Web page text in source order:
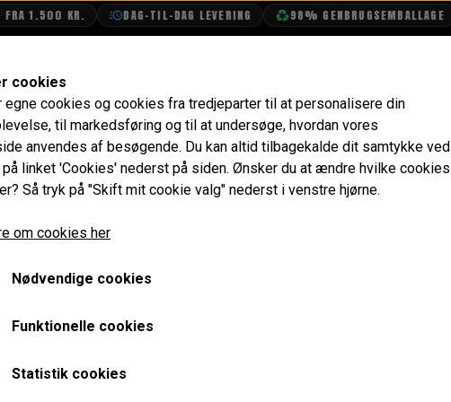
KR. DAG-TIL-DAG LEVERING 98% GENBRUGSEMBALLAGE
Forrige side
cookies
egne cookies og cookies fra tredjeparter til at personalisere din
til markedsføring og til at undersøge, hvordan vores
anvendes af besøgende. Du kan altid tilbagekalde dit samtykke ved
linket 'Cookies' nederst på siden. Ønsker du at ændre hvilke cookies
Så tryk på "Skift mit cookie valg" nederst i venstre hjørne.
om cookies her
Nødvendige cookies
Funktionelle cookies
Statistik cookies